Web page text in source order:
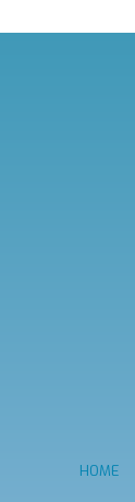
HOME